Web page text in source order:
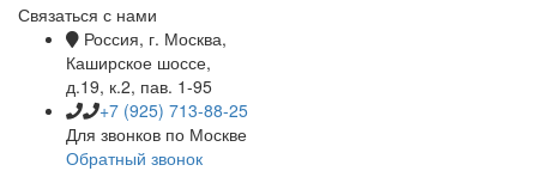
Связаться с нами
Россия, г. Москва,
Каширское шоссе,
д.19, к.2, пав. 1-95
+7 (925) 713-88-25
Для звонков по Москве
Обратный звонок